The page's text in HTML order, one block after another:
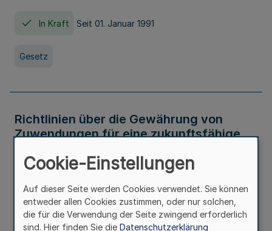
In Kraft Seit 01. Januar 1991
Gesetz
Richtlinien über die Gewährung von
Zuwendungen für eine zukunftsfähige
Nordrhein-Westfalen
In Kraft
Verwaltungsvorschrift
Cookie-Einstellungen
Auf dieser Seite werden Cookies verwendet. Sie können
entweder allen Cookies zustimmen, oder nur solchen,
die für die Verwendung der Seite zwingend erforderlich
sind. Hier finden Sie die Datenschutzerklärung